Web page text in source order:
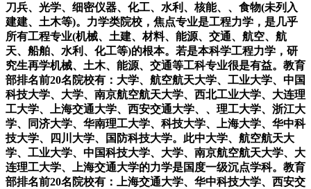
刀兵、光学、细密仪器、化工、水利、核能、、食物(未列入
建建、土木等)。力学类院校，焦点专业是工程力学，是几乎
所有工程专业(机械、土建、材料、能源、交通、航空、航
天、船舶、水利、化工等)的根本。若是本科学工程力学，研
究生再学机械、土木、能源、交通等工科专业很是有益。教育
部排名前20名院校有：大学、航空航天大学、工业大学、中国
科技大学、大学、南京航空航天大学、西北工业大学、大连理
工大学、上海交通大学、西安交通大学、、理工大学、浙江大
学、同济大学、华南理工大学、科技大学、上海大学、华中科
技大学、四川大学、国防科技大学。此中大学、航空航天大
学、工业大学、中国科技大学、大学、南京航空航天大学、大
连理工大学、上海交通大学的力学是国度一级沉点学科。教育
部排名前20名院校有：上海交通大学、华中科技大学、西安交